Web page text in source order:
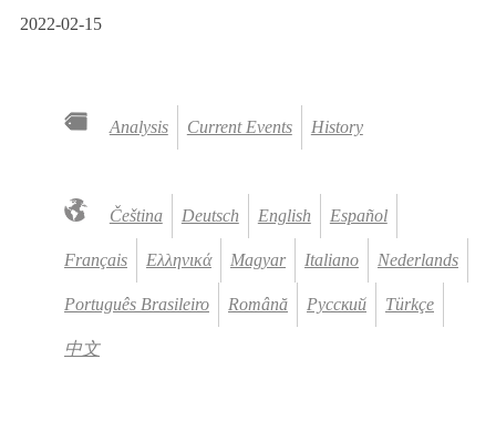
2022-02-15
Analysis Current Events History
Čeština Deutsch English Español
Français Ελληνικά Magyar Italiano Nederlands
Português Brasileiro Română Русский Türkçe
中文